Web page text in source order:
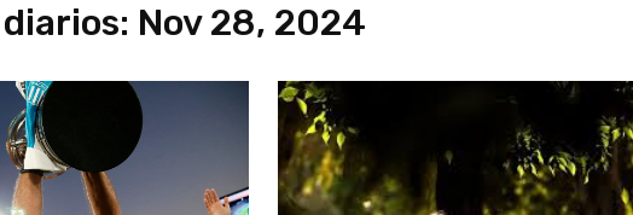
Nov 28, 2024